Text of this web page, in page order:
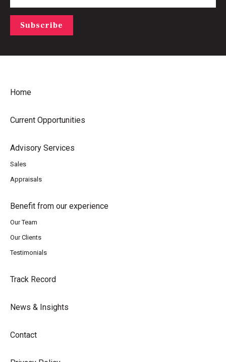
Subscribe
Home
Current Opportunities
Advisory Services
Sales
Appraisals
Benefit from our experience
Our Team
Our Clients
Testimonials
Track Record
News & Insights
Contact